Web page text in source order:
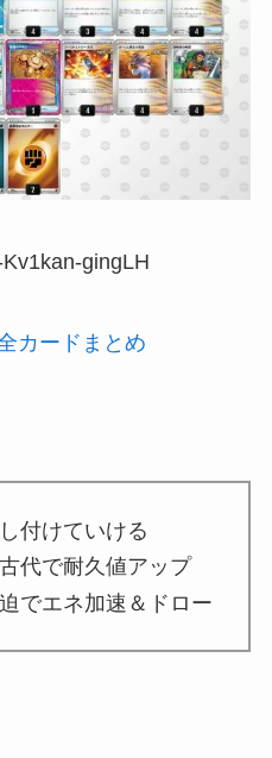
gingLH
カードまとめ
付けていける
代で耐久値アップ
でエネ加速＆ドロー